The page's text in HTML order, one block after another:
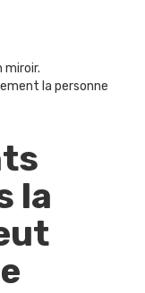
miroir.
la personne
la